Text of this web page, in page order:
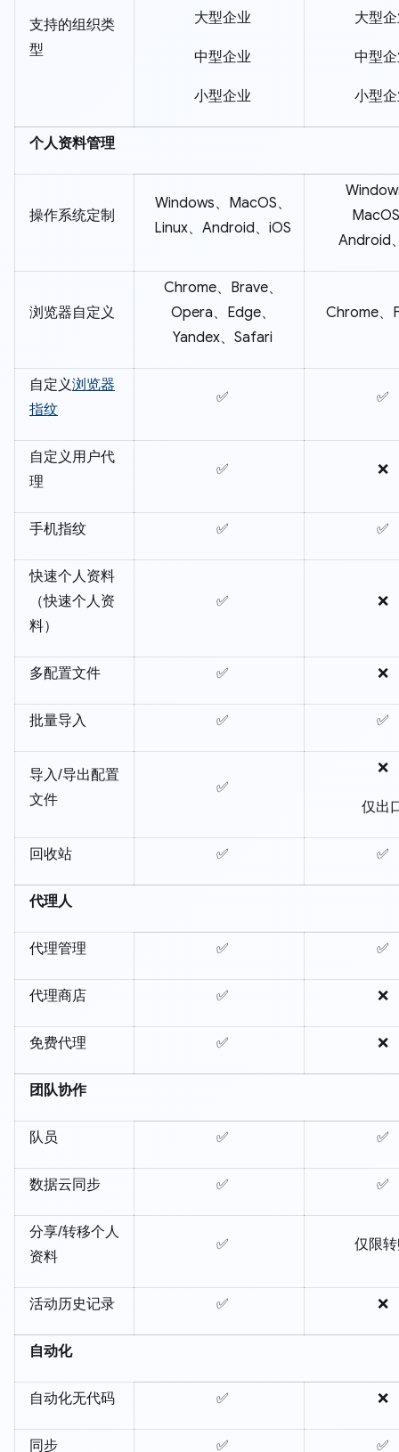
支持的组织类
型
大型企业
中型企业
小型企业
大型
中型
小型
个人资料管理
操作系统定制
Windows、MacOS、
Linux、Android、iOS
Android
浏览器自定义
Chrome、Brave、
Opera、Edge、
Yandex、Safari
Chrome、
自定义浏览器
指纹
✅ ✅
自定义用户代
理
✅ ❌
手机指纹 ✅ ✅
快速个人资料
（快速个人资
料）
✅ ❌
多配置文件 ✅ ❌
批量导入 ✅ ✅
导入/导出配置
文件
✅
❌
仅出
回收站 ✅ ✅
代理人
代理管理 ✅ ✅
代理商店 ✅ ❌
免费代理 ✅ ❌
团队协作
队员 ✅ ✅
数据云同步 ✅ ✅
分享/转移个人
资料
✅ 仅限
活动历史记录 ✅ ❌
自动化
自动化无代码 ✅ ❌
同步 ✅ ✅